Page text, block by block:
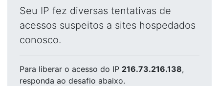
Seu IP fez diversas tentativas de
acessos suspeitos a sites hospedados
conosco.
Para liberar o acesso do IP 216.73.216.138,
responda ao desafio abaixo.